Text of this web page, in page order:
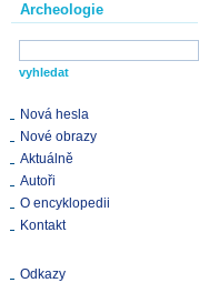
Archeologie
Nová hesla
Nové obrazy
Aktuálně
Autoři
O encyklopedii
Kontakt
Odkazy